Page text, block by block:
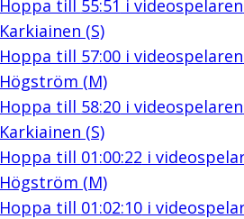
Hoppa till 55:51 i videospelaren
Karkiainen (S)
Hoppa till 57:00i videospelaren
Högström (M)
Hoppa till 58:20i videospelaren
Karkiainen (S)
Hoppa till 01:00:22 i
Högström (M)
Hoppa till 01:02:10i